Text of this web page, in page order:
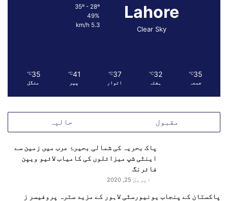
Lahore
Clear Sky
35º - 28º
49%
5.3 km/h
35
℃
جمعہ
32
℃
ہفتہ
37
℃
اتوار
41
℃
پیر
35
℃
منگل
مقبول حالیہ
پاک بحریہ کی شمالی بحیرۂ عرب میں زمین سے
اینٹی شپ میزائلوں کی کامیاب لائیو ویپن
فائرنگ
اپریل 25, 2020
پاکستان کے پنجاب یونیورسٹی لاہور کے مزید سترہ پروفیسر ز